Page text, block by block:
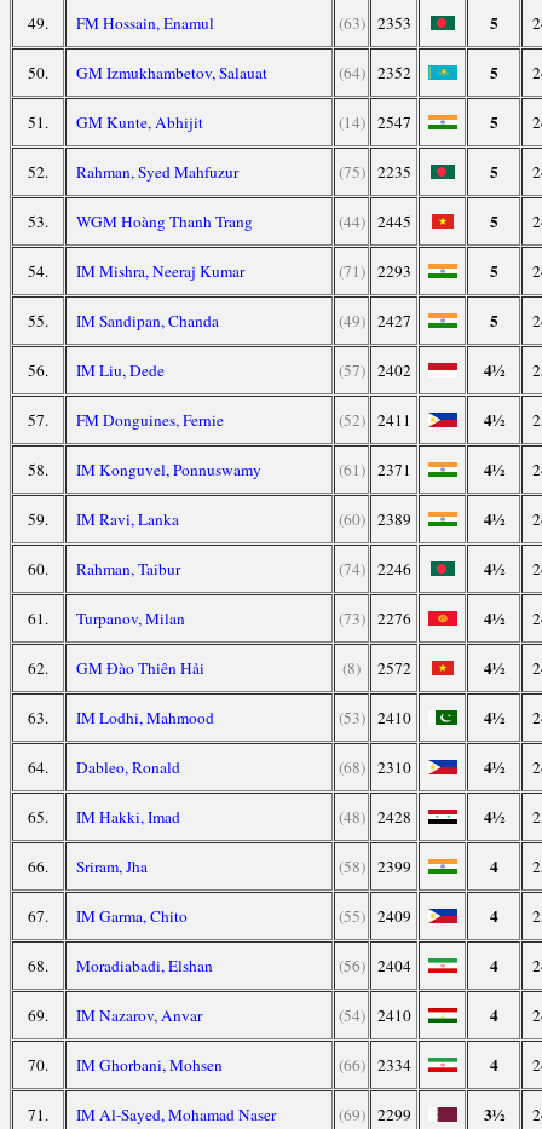
49. FM Hossain, Enamul (63) 2353 5
50. GM Izmukhambetov, Salauat (64) 2352 5
51. GM Kunte, Abhijit (14) 2547 5
52. Rahman, Syed Mahfuzur (75) 2235 5
53. WGM Hoàng Thanh Trang (44) 2445 5
54. IM Mishra, Neeraj Kumar (71) 2293 5
55. IM Sandipan, Chanda (49) 2427 5
56. IM Liu, Dede (57) 2402 4½
57. FM Donguines, Fernie (52) 2411 4½
58. IM Konguvel, Ponnuswamy (61) 2371 4½
59. IM Ravi, Lanka (60) 2389 4½
60. Rahman, Taibur (74) 2246 4½
61. Turpanov, Milan (73) 2276 4½
62. GM Đào Thiên Hải (8) 2572 4½
63. IM Lodhi, Mahmood (53) 2410 4½
64. Dableo, Ronald (68) 2310 4½
65. IM Hakki, Imad (48) 2428 4½
66. Sriram, Jha (58) 2399 4
67. IM Garma, Chito (55) 2409 4
68. Moradiabadi, Elshan (56) 2404 4
69. IM Nazarov, Anvar (54) 2410 4
70. IM Ghorbani, Mohsen (66) 2334 4
71. IM Al-Sayed, Mohamad Naser (69) 2299 3½